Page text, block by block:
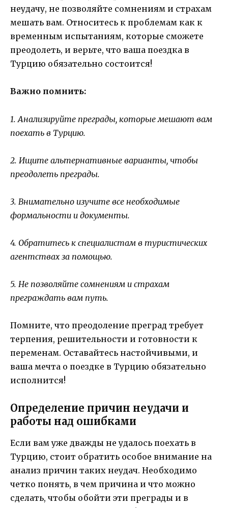
неудачу, не позволяйте сомнениям и страхам
мешать вам. Относитесь к проблемам как к
временным испытаниям, которые сможете
преодолеть, и верьте, что ваша поездка в
Турцию обязательно состоится!
Важно помнить:
1. Анализируйте преграды, которые мешают вам
поехать в Турцию.
2. Ищите альтернативные варианты, чтобы
преодолеть преграды.
3. Внимательно изучите все необходимые
формальности и документы.
4. Обратитесь к специалистам в туристических
агентствах за помощью.
5. Не позволяйте сомнениям и страхам
преграждать вам путь.
Помните, что преодоление преград требует
терпения, решительности и готовности к
переменам. Оставайтесь настойчивыми, и
ваша мечта о поездке в Турцию обязательно
исполнится!
Определение причин неудачи и
работы над ошибками
Если вам уже дважды не удалось поехать в
Турцию, стоит обратить особое внимание на
анализ причин таких неудач. Необходимо
четко понять, в чем причина и что можно
сделать, чтобы обойти эти преграды и в